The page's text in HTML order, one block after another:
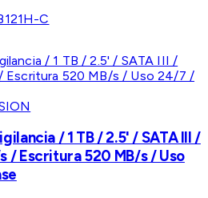
C
/ 1 TB / 2.5' / SATA III /
/ Escritura 520 MB/s / Uso